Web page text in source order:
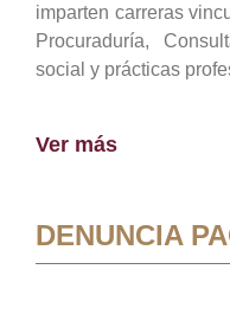
imparten carreras
Procuraduría,
social y prácticas
Ver más
DENUNCIA